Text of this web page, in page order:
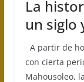
La
un siglo
A partir de
con cierta
Mahousoleo, la